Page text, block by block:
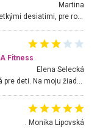
Martina
Nádherné miesto ktoré odporúčam navštíviť všetkými desiatimi, pre rodiny s deťmi, dôchodcom... Proste a jednoducho ozaj rozprávkový les.. určite ešte prídeme. Odniesli sme si na pamiatku krásne tričká,
Fitness
Elena Selecká
Kútik výborný, ale hlučná hudba úplne nevhodná pre deti. Na moju žiadosť o aspoň sušenie nereagovali.
. Monika Lipovská